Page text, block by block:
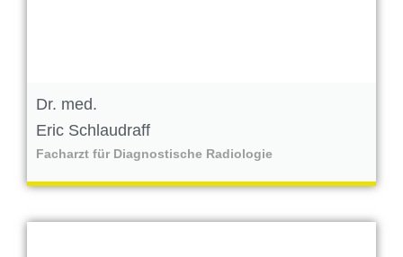
Dr. med.
Eric Schlaudraff
Facharzt für Diagnostische Radiologie